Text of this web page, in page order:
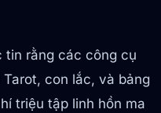
tin rằng các công cụ
con lắc, và bảng
triệu tập linh hồn ma